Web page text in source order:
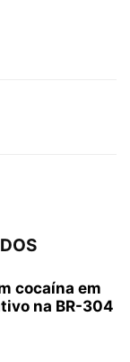
cocaína em
na BR-304